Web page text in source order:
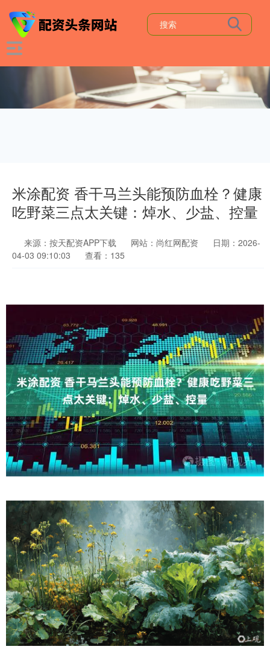
米涂配资 香干马兰头能预防血栓？健康
吃野菜三点太关键：焯水、少盐、控量
来源：按天配资APP下载 网站：尚红网配资
日期：2026-
04-03 09:10:03
查看：135